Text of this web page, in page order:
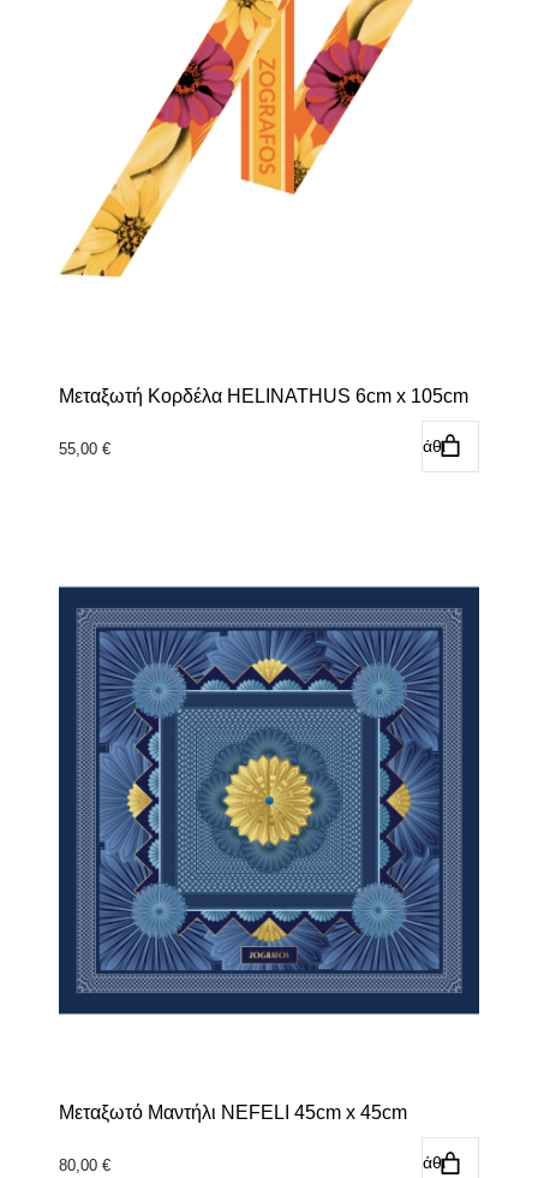
Μεταξωτή Κορδέλα HELINATHUS 6cm x 105cm
55,00 € Προσθήκη στο καλάθι
Μεταξωτό Μαντήλι NEFELI 45cm x 45cm
80,00 € Προσθήκη στο καλάθι